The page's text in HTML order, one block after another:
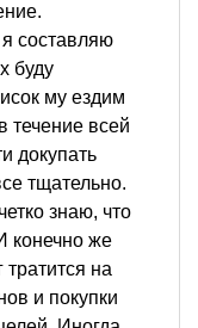
составляю
буду
му ездим
течение всей
докупать
тщательно.
знаю, что
конечно же
на
и покупки